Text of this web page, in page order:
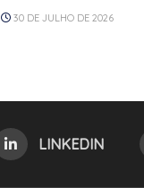
30 DE JULHO DE 2026
LINKEDIN